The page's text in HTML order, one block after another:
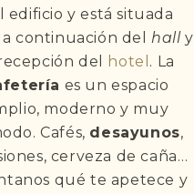
edificio y está situada
a continuación delhally
del
hotel . La
es un espacio
moderno y muy
Cafés, desayunos,
cerveza de caña…
qué te apetece y